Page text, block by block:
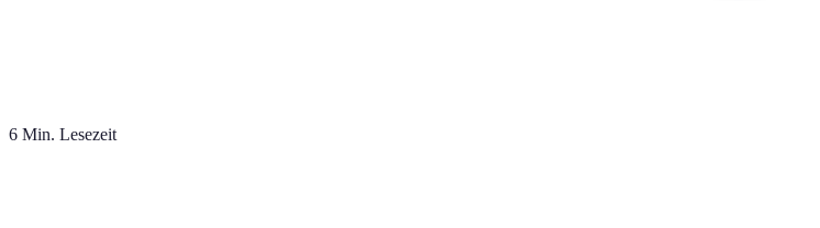
6 Min. Lesezeit